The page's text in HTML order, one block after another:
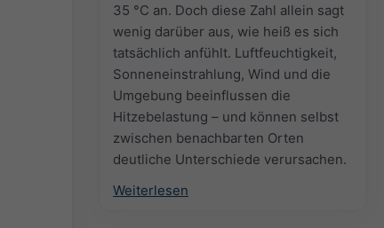
35 °C an. Doch diese Zahl allein sagt
wenig darüber aus, wie heiß es sich
tatsächlich anfühlt. Luftfeuchtigkeit,
Sonneneinstrahlung, Wind und die
Umgebung beeinflussen die
Hitzebelastung – und können selbst
zwischen benachbarten Orten
deutliche Unterschiede verursachen.
Weiterlesen